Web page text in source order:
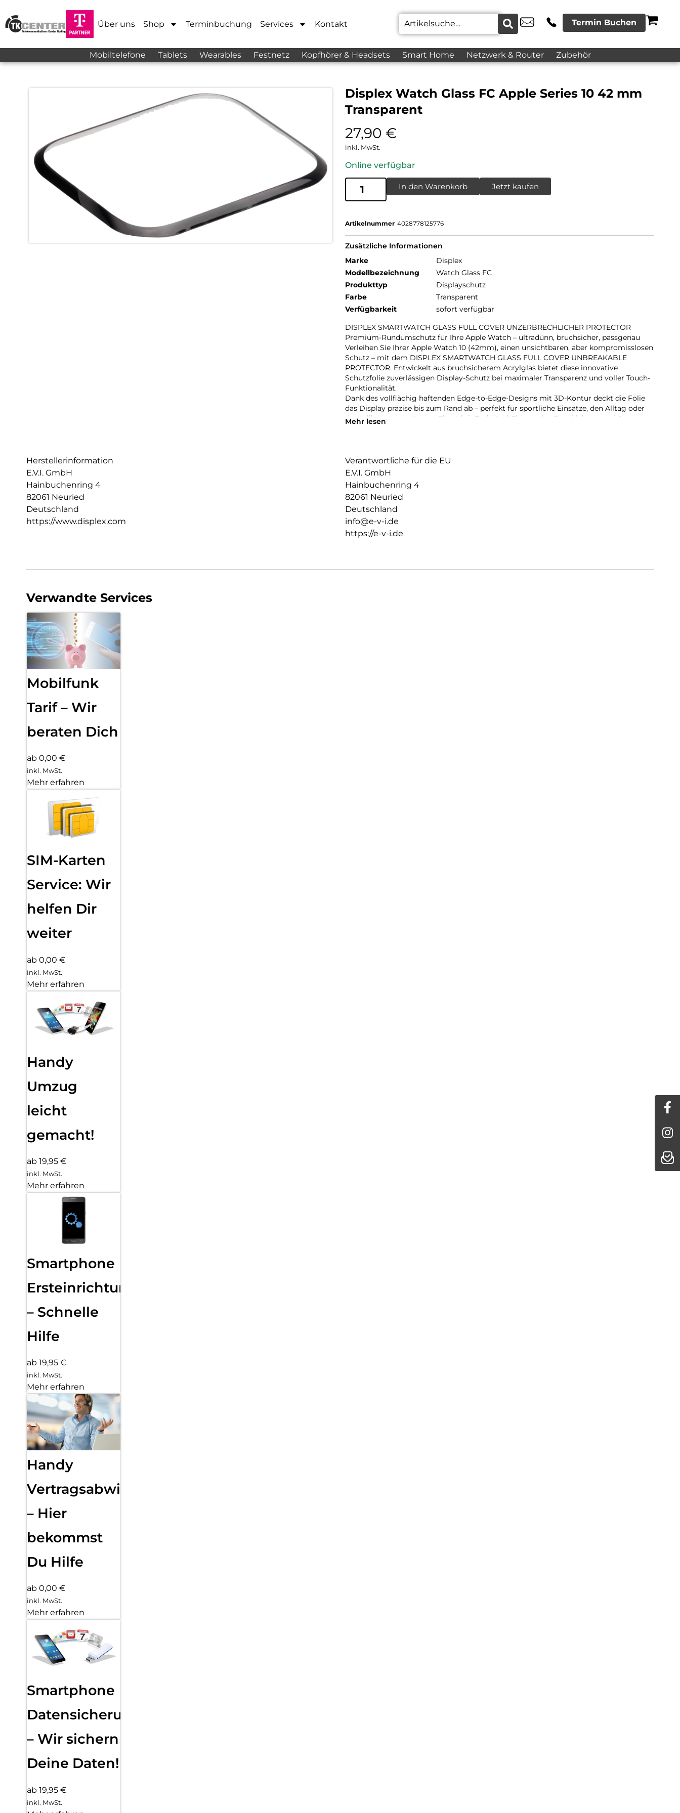
Über uns Shop Terminbuchung Services Kontakt Termin Buchen
Mobiltelefone Tablets Wearables Festnetz Kopfhörer & Headsets Smart Home Netzwerk & Router Zubehör
Displex Watch Glass FC Apple Series 10 42 mm
Transparent
27,90 €
inkl. MwSt.
Online verfügbar
In den Warenkorb Jetzt kaufen
Artikelnummer 4028778125776
Zusätzliche Informationen
Marke
Displex
Modellbezeichnung
Watch Glass FC
Produkttyp
Displayschutz
Farbe
Transparent
Verfügbarkeit
sofort verfügbar
DISPLEX SMARTWATCH GLASS FULL COVER UNZERBRECHLICHER PROTECTOR
Premium-Rundumschutz für Ihre Apple Watch – ultradünn, bruchsicher, passgenau
Verleihen Sie Ihrer Apple Watch 10 (42mm), einen unsichtbaren, aber kompromisslosen
Schutz – mit dem DISPLEX SMARTWATCH GLASS FULL COVER UNBREAKABLE
PROTECTOR. Entwickelt aus bruchsicherem Acrylglas bietet diese innovative
Schutzfolie zuverlässigen Display-Schutz bei maximaler Transparenz und voller Touch-
Funktionalität.
Dank des vollflächig haftenden Edge-to-Edge-Designs mit 3D-Kontur deckt die Folie
das Display präzise bis zum Rand ab – perfekt für sportliche Einsätze, den Alltag oder
den stilbewussten Nutzer. Eine High-Tech-Anti-Fingerprint-Beschichtung schützt vor
Produktvorteile im Überblick:
Unzerbrechliches, stoßdämpfendes Acrylglas
Ultradünn – volle Touch-, Wisch- und Buttonfunktion
High-Tech-Anti-Fingerprint-Beschichtung für klare Sicht
Nachhaltiger Eco-Applikator (rPET) für einfache Montage
Kompatibel mit Apple Watch 10 (42mm) – passgenaue Verarbeitung
Vertrauen Sie auf langlebigen Schutz, perfektes Design und einfache Anwendung –
engineered in Germany by DISPLEX.
Mehr lesen
Herstellerinformation
E.V.I. GmbH
Hainbuchenring 4
82061 Neuried
Deutschland
https://www.displex.com
Verantwortliche für die EU
E.V.I. GmbH
Hainbuchenring 4
82061 Neuried
Deutschland
info@e-v-i.de
https://e-v-i.de
Verwandte Services
Mobilfunk
Tarif – Wir
beraten Dich
ab 0,00 €
inkl. MwSt.
Mehr erfahren
SIM-Karten
Service: Wir
helfen Dir
weiter
ab 0,00 €
inkl. MwSt.
Mehr erfahren
Handy
Umzug
leicht
gemacht!
ab 19,95 €
inkl. MwSt.
Mehr erfahren
Smartphone
Ersteinrichtung
– Schnelle
Hilfe
ab 19,95 €
inkl. MwSt.
Mehr erfahren
Handy
Vertragsabwicklung
– Hier
bekommst
Du Hilfe
ab 0,00 €
inkl. MwSt.
Mehr erfahren
Smartphone
Datensicherung
– Wir sichern
Deine Daten!
ab 19,95 €
inkl. MwSt.